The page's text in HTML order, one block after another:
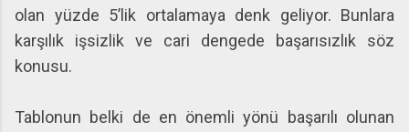
olan yüzde 5’lik ortalamaya denk geliyor. Bunlara
karşılık işsizlik ve cari dengede başarısızlık söz
konusu.
Tablonun belki de en önemli yönü başarılı olunan